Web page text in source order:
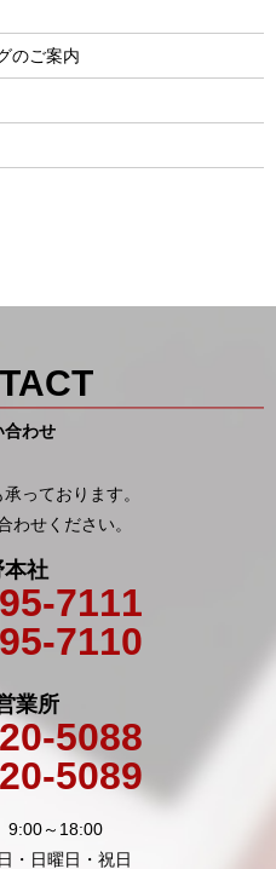
のご案内
合わせ
っております。
わせください。
本社
7111
7110
業所
5088
5089
9:00～18:00
・日曜日・祝日